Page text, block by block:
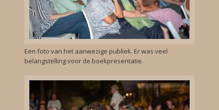
Een foto van het aanwezige publiek. Er was veel
belangstelling voor de boekpresentatie.